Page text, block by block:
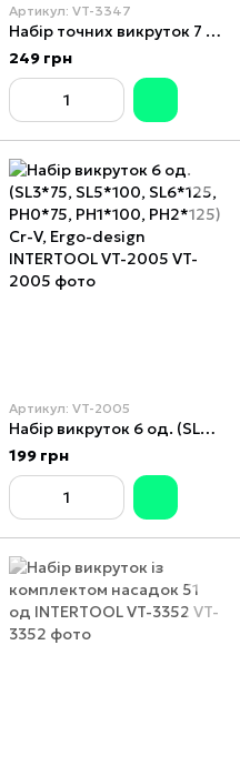
Артикул: VT-3347
Набір точних викруток 7 од. (SL 2.5*50 мм, SL 3.0*50 мм, PH00*50 мм, PH0*50 мм, T6*50 мм, T7*50 мм) INTERTOOL VT-3347
249 грн
Артикул: VT-2005
Набір викруток 6 од. (SL3*75, SL5*100, SL6*125, PH0*75, PH1*100, PH2*125) Cr-V, Ergo-design INTERTOOL VT-2005
199 грн